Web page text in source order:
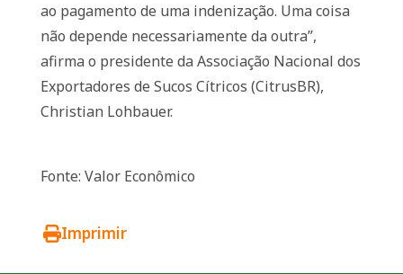
ao pagamento de uma indenização. Uma coisa
não depende necessariamente da outra”,
afirma o presidente da Associação Nacional dos
Exportadores de Sucos Cítricos (CitrusBR),
Christian Lohbauer.
Fonte: Valor Econômico
Imprimir